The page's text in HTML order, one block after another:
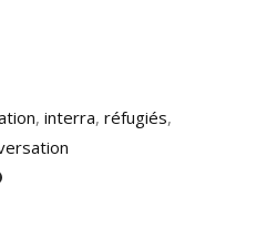
, interra, réfugiés,